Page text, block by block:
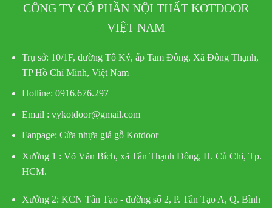
CÔNG TY CỔ PHẦN NỘI THẤT KOTDOOR
VIỆT NAM
Trụ sở: 10/1F, đường Tô Ký, ấp Tam Đông, Xã Đông Thạnh,
TP Hồ Chí Minh, Việt Nam
Hotline: 0916.676.297
Email : vykotdoor@gmail.com
Fanpage: Cửa nhựa giả gỗ Kotdoor
Xưởng 1 : Võ Văn Bích, xã Tân Thạnh Đông, H. Củ Chi, Tp.
HCM.
Xưởng 2: KCN Tân Tạo - đường số 2, P. Tân Tạo A, Q. Bình